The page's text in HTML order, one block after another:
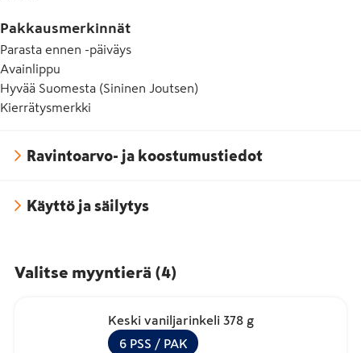
Pakkausmerkinnät
Parasta ennen -päiväys
Avainlippu
Hyvää Suomesta (Sininen Joutsen)
Kierrätysmerkki
Ravintoarvo- ja koostumustiedot
Käyttö ja säilytys
Valitse myyntierä (4)
Keski vaniljarinkeli 378 g
6 PSS / PAK